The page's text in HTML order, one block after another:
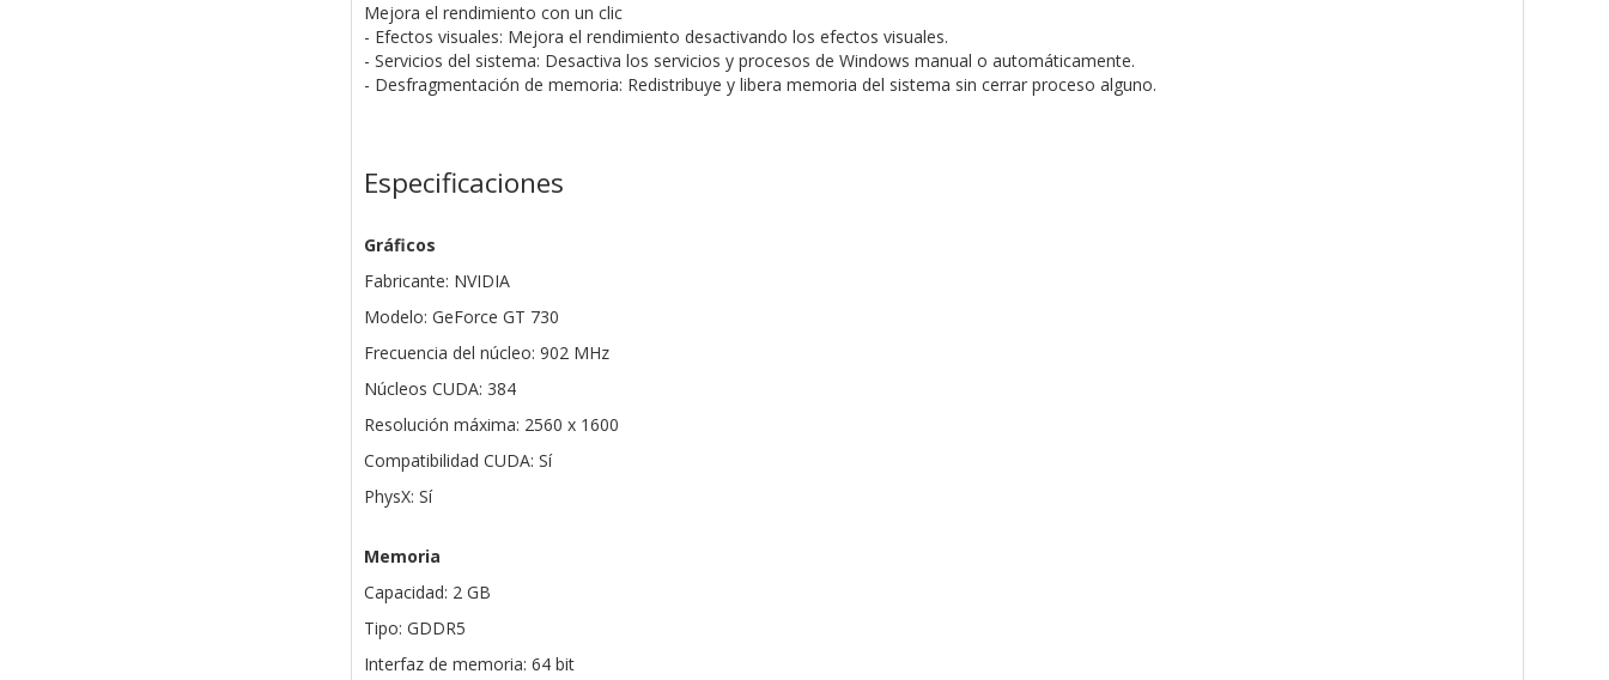
Mejora el rendimiento con un clic
- Efectos visuales: Mejora el rendimiento desactivando los efectos visuales.
- Servicios del sistema: Desactiva los servicios y procesos de Windows manual o automáticamente.
- Desfragmentación de memoria: Redistribuye y libera memoria del sistema sin cerrar proceso alguno.
Especificaciones
Gráficos
Fabricante: NVIDIA
Modelo: GeForce GT 730
Frecuencia del núcleo: 902 MHz
Núcleos CUDA: 384
Resolución máxima: 2560 x 1600
Compatibilidad CUDA: Sí
PhysX: Sí
Memoria
Capacidad: 2 GB
Tipo: GDDR5
Interfaz de memoria: 64 bit